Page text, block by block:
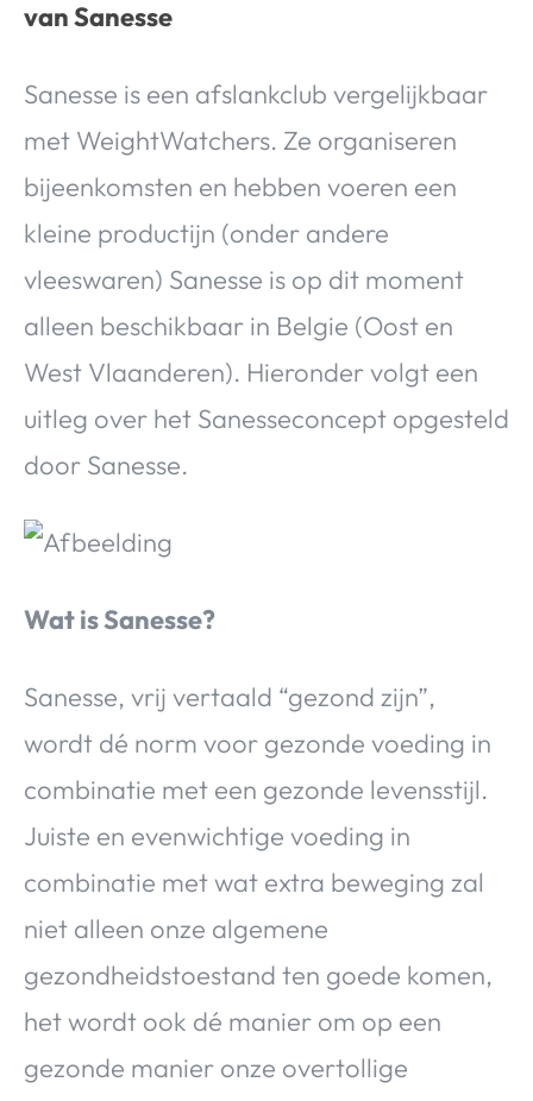
van Sanesse
Sanesse is een afslankclub vergelijkbaar
met WeightWatchers. Ze organiseren
bijeenkomsten en hebben voeren een
kleine productijn (onder andere
vleeswaren) Sanesse is op dit moment
alleen beschikbaar in Belgie (Oost en
West Vlaanderen). Hieronder volgt een
uitleg over het Sanesseconcept opgesteld
door Sanesse.
Wat is Sanesse?
Sanesse, vrij vertaald “gezond zijn”,
wordt dé norm voor gezonde voeding in
combinatie met een gezonde levensstijl.
Juiste en evenwichtige voeding in
combinatie met wat extra beweging zal
niet alleen onze algemene
gezondheidstoestand ten goede komen,
het wordt ook dé manier om op een
gezonde manier onze overtollige